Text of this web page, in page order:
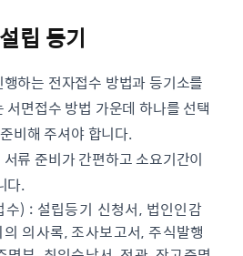
립 등기
하는 전자접수 방법과 등기소를
서면접수 방법 가운데 하나를 선택
비해 주셔야 합니다.
류 준비가 간편하고 소요기간이
다.
) : 설립등기 신청서, 법인인감
의사록, 조사보고서, 주식발행